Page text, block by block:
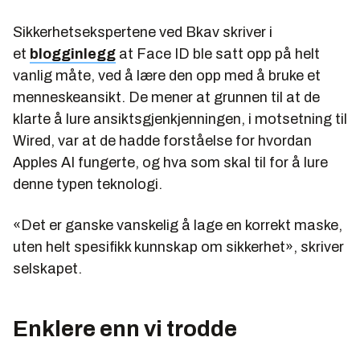
Sikkerhetsekspertene ved Bkav skriver i
et blogginlegg at Face ID ble satt opp på helt
vanlig måte, ved å lære den opp med å bruke et
menneskeansikt. De mener at grunnen til at de
klarte å lure ansiktsgjenkjenningen, i motsetning til
Wired, var at de hadde forståelse for hvordan
Apples AI fungerte, og hva som skal til for å lure
denne typen teknologi.
«Det er ganske vanskelig å lage en korrekt maske,
uten helt spesifikk kunnskap om sikkerhet», skriver
selskapet.
Enklere enn vi trodde